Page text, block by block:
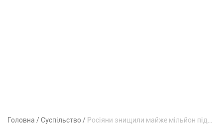
Головна Суспільство